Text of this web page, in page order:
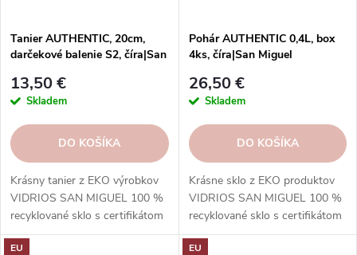
Tanier AUTHENTIC, 20cm,
darčekové balenie S2, číra|San
13,50 €
Skladem
DO KOŠÍKA
Krásny tanier z EKO výrobkov
VIDRIOS SAN MIGUEL 100 %
recyklované sklo s certifikátom
GRS.
Pohár AUTHENTIC 0,4L, box
4ks, číra|San Miguel
26,50 €
Skladem
DO KOŠÍKA
Krásne sklo z EKO produktov
VIDRIOS SAN MIGUEL 100 %
recyklované sklo s certifikátom
GRS.
EU
EU